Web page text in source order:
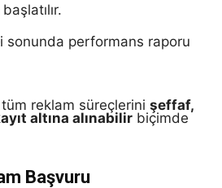
sonunda performans raporu
reklam süreçlerini şeffaf,
altına alınabilir biçimde
Başvuru